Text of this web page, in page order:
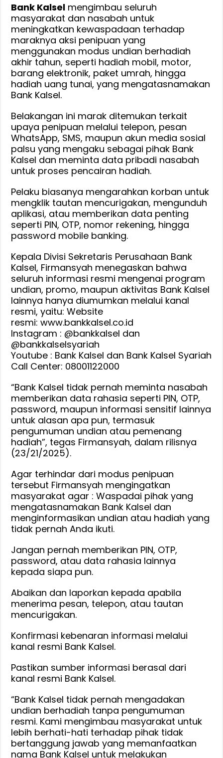
Berkedok
Undian
Berikan
Data
Rahasia
Pribadi
Bank Kalsel mengimbau seluruh
masyarakat dan nasabah untuk
meningkatkan kewaspadaan terhadap
maraknya aksi penipuan yang
menggunakan modus undian berhadiah
akhir tahun, seperti hadiah mobil, motor,
barang elektronik, paket umrah, hingga
hadiah uang tunai, yang mengatasnamakan
Bank Kalsel.
Belakangan ini marak ditemukan terkait
upaya penipuan melalui telepon, pesan
WhatsApp, SMS, maupun akun media sosial
palsu yang mengaku sebagai pihak Bank
Kalsel dan meminta data pribadi nasabah
untuk proses pencairan hadiah.
Pelaku biasanya mengarahkan korban untuk
mengklik tautan mencurigakan, mengunduh
aplikasi, atau memberikan data penting
seperti PIN, OTP, nomor rekening, hingga
password mobile banking.
Kepala Divisi Sekretaris Perusahaan Bank
Kalsel, Firmansyah menegaskan bahwa
seluruh informasi resmi mengenai program
undian, promo, maupun aktivitas Bank Kalsel
lainnya hanya diumumkan melalui kanal
resmi, yaitu: Website
resmi: www.bankkalsel.co.id
Instagram : @bankkalsel dan
@bankkalselsyariah
Youtube : Bank Kalsel dan Bank Kalsel Syariah
Call Center: 08001122000
“Bank Kalsel tidak pernah meminta nasabah
memberikan data rahasia seperti PIN, OTP,
password, maupun informasi sensitif lainnya
untuk alasan apa pun, termasuk
pengumuman undian atau pemenang
hadiah”, tegas Firmansyah, dalam rilisnya
(23/21/2025).
Agar terhindar dari modus penipuan
tersebut Firmansyah mengingatkan
masyarakat agar : Waspadai pihak yang
mengatasnamakan Bank Kalsel dan
menginformasikan undian atau hadiah yang
tidak pernah Anda ikuti.
Jangan pernah memberikan PIN, OTP,
password, atau data rahasia lainnya
kepada siapa pun.
Abaikan dan laporkan kepada apabila
menerima pesan, telepon, atau tautan
mencurigakan.
Konfirmasi kebenaran informasi melalui
kanal resmi Bank Kalsel.
Pastikan sumber informasi berasal dari
kanal resmi Bank Kalsel.
“Bank Kalsel tidak pernah mengadakan
undian berhadiah tanpa pengumuman
resmi. Kami mengimbau masyarakat untuk
lebih berhati-hati terhadap pihak tidak
bertanggung jawab yang memanfaatkan
nama Bank Kalsel untuk melakukan